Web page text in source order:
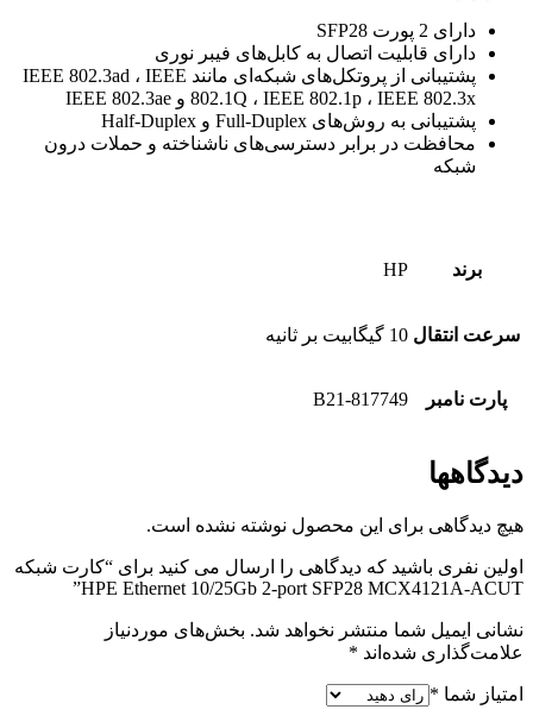
دارای 2 پورت SFP28
دارای قابلیت اتصال به کابل‌های فیبر نوری
پشتیبانی از پروتکل‌های شبکه‌ای مانند IEEE 802.3ad ، IEEE
802.1Q ، IEEE 802.1p ، IEEE 802.3x و IEEE 802.3ae
پشتیبانی به روش‌های Full-Duplex و Half-Duplex
محافظت در برابر دسترسی‌های ناشناخته و حملات درون
شبکه
برند HP
سرعت انتقال 10 گیگابیت بر ثانیه
پارت نامبر 817749-B21
دیدگاهها
هیچ دیدگاهی برای این محصول نوشته نشده است.
اولین نفری باشید که دیدگاهی را ارسال می کنید برای “کارت شبکه
HPE Ethernet 10/25Gb 2-port SFP28 MCX4121A-ACUT”
نشانی ایمیل شما منتشر نخواهد شد. بخش‌های موردنیاز
علامت‌گذاری شده‌اند *
امتیاز شما *